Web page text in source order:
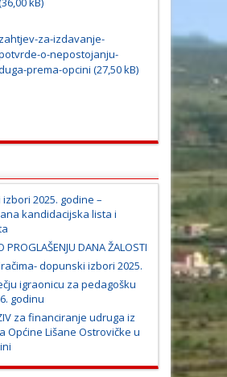
zahtjev-za-izdavanje-
o-nepostojanju-
prema-opcini
2025. godine –
kandidacijska lista i
PROGLAŠENJU DANA ŽALOSTI
dopunski izbori 2025.
igraonicu za pedagošku
godinu
za financiranje udruga iz
Općine Lišane Ostrovičke u